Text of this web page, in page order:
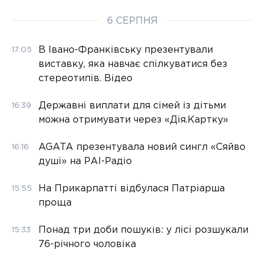
6 СЕРПНЯ
17:05
В Івано-Франківську презентували
виставку, яка навчає спілкуватися без
стереотипів. Відео
16:39
Державні виплати для сімей із дітьми
можна отримувати через «Дія.Картку»
16:16
AGATA презентувала новий сингл «Сяйво
душі» на РАІ-Радіо
15:55
На Прикарпатті відбулася Патріарша
проща
15:33
Понад три доби пошуків: у лісі розшукали
76-річного чоловіка